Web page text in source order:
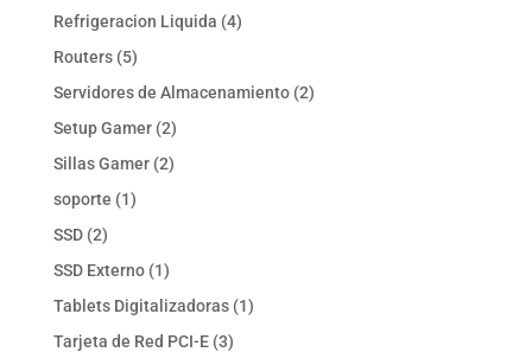
productos
Refrigeracion Liquida 44
Routers 55
productos
Servidores de Almacenamiento 22
Setup Gamer 22
productos
Sillas Gamer 22
soporte 11
SSD 22
productos
SSD Externo 11
producto
Tablets Digitalizadoras 11
Tarjeta de Red PCI-E 33